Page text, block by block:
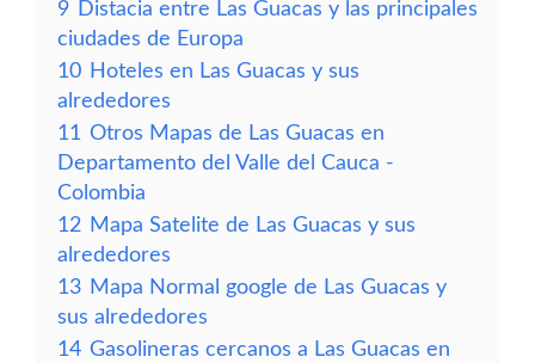
9 Distacia entre Las Guacas y las principales
ciudades de Europa
10 Hoteles en Las Guacas y sus
alrededores
11 Otros Mapas de Las Guacas en
Departamento del Valle del Cauca -
Colombia
12 Mapa Satelite de Las Guacas y sus
alrededores
13 Mapa Normal google de Las Guacas y
sus alrededores
14 Gasolineras cercanos a Las Guacas en